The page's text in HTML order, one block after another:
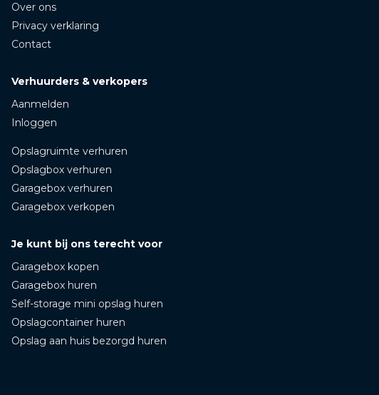
Over ons
Privacy verklaring
Contact
Verhuurders & verkopers
Aanmelden
Inloggen
Opslagruimte verhuren
Opslagbox verhuren
Garagebox verhuren
Garagebox verkopen
Je kunt bij ons terecht voor
Garagebox kopen
Garagebox huren
Self-storage mini opslag huren
Opslagcontainer huren
Opslag aan huis bezorgd huren